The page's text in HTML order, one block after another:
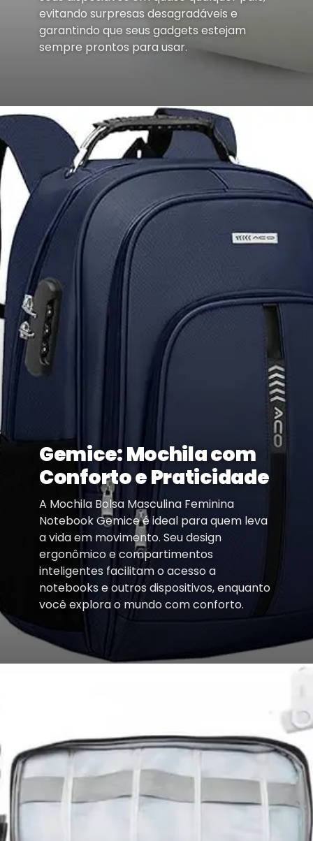
evitando surpresas desagradáveis e
garantindo que seus gadgets estejam
sempre prontos para usar.
Gemice: Mochila com
Conforto e Praticidade
A Mochila Bolsa Masculina Feminina
Notebook Gemice é ideal para quem leva
a vida em movimento. Seu design
ergonômico e compartimentos
inteligentes facilitam o acesso a
notebooks e outros dispositivos, enquanto
você explora o mundo com conforto.